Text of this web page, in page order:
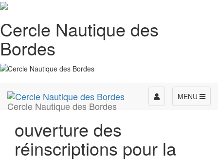
Cercle Nautique des
Bordes
Cercle Nautique des Bordes
MENU
Toggle
navigation
ouverture des
réinscriptions pour la